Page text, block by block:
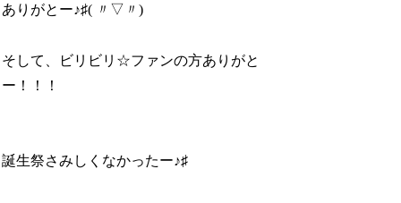
ありがとー♪♯( 〃▽〃)
そして、ビリビリ☆ファンの方ありがと
ー！！！
誕生祭さみしくなかったー♪♯